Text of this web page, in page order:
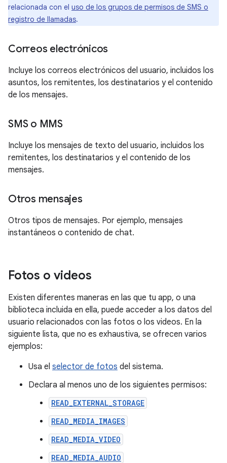
relacionada con el uso de los grupos de permisos de SMS o
registro de llamadas.
Correos electrónicos
Incluye los correos electrónicos del usuario, incluidos los
asuntos, los remitentes, los destinatarios y el contenido
de los mensajes.
SMS o MMS
Incluye los mensajes de texto del usuario, incluidos los
remitentes, los destinatarios y el contenido de los
mensajes.
Otros mensajes
Otros tipos de mensajes. Por ejemplo, mensajes
instantáneos o contenido de chat.
Fotos o videos
Existen diferentes maneras en las que tu app, o una
biblioteca incluida en ella, puede acceder a los datos del
usuario relacionados con las fotos o los videos. En la
siguiente lista, que no es exhaustiva, se ofrecen varios
ejemplos:
Usa el selector de fotos del sistema.
Declara al menos uno de los siguientes permisos:
READ_EXTERNAL_STORAGE
READ_MEDIA_IMAGES
READ_MEDIA_VIDEO
READ_MEDIA_AUDIO